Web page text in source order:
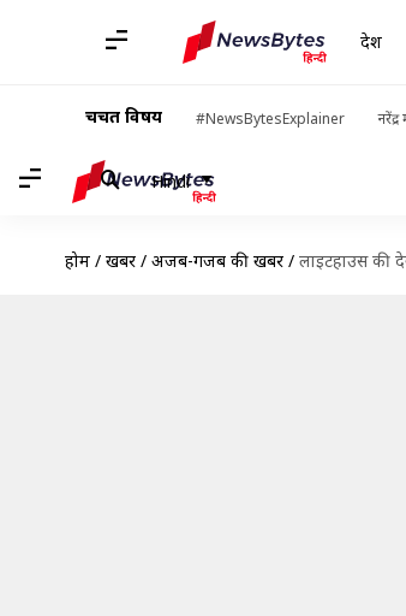
देश
चर्चित विषय #NewsBytesExplainer नरेंद्र
Hindi
होम / खबरें / अजब-गजब की खबरें / लाइटहाउस की